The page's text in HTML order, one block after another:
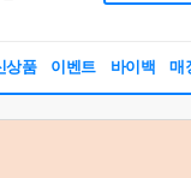
상품 이벤트 바이백 매